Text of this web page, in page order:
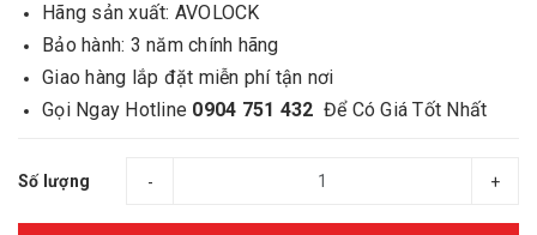
Hãng sản xuất: AVOLOCK
Bảo hành: 3 năm chính hãng
Giao hàng lắp đặt miễn phí tận nơi
Gọi Ngay Hotline 0904 751 432 Để Có Giá Tốt Nhất
Số lượng - +